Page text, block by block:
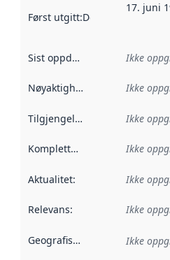
Først utgitt:Denne datoen
17. juni
Sist oppdatert Ikke
Nøyaktighet Ikke
Tilgjengelighet Ikke
Kompletthet Ikke
Aktualitet: Ikke
Relevans: Ikke
Geografisk avgrensning :
Ikke